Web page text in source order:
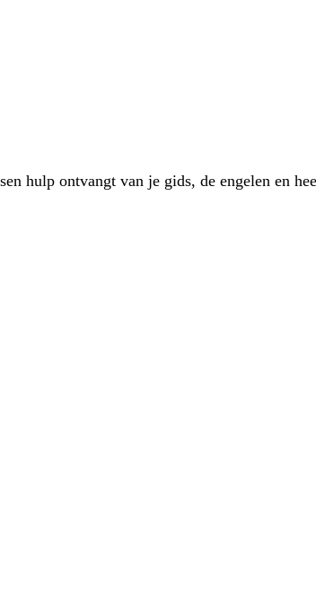
hulp ontvangt van je gids, de engelen en